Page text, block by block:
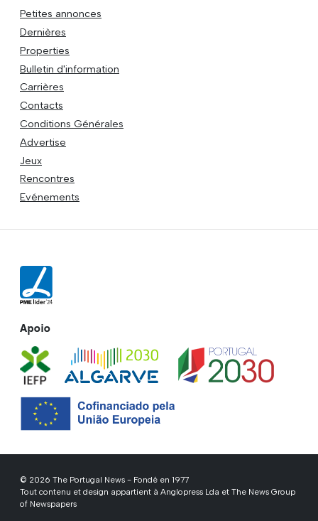
Petites annonces
Dernières
Properties
Bulletin d'information
Carrières
Contacts
Conditions Générales
Advertise
Jeux
Rencontres
Evénements
Apoio
© 2026 The Portugal News - Fondé en 1977
Tout contenu et design appartient à Anglopress Lda et The News Group
of Newspapers